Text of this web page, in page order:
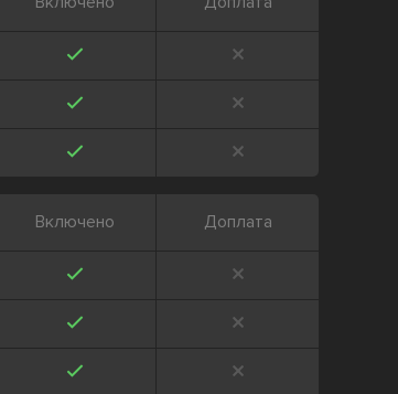
Включено Доплата